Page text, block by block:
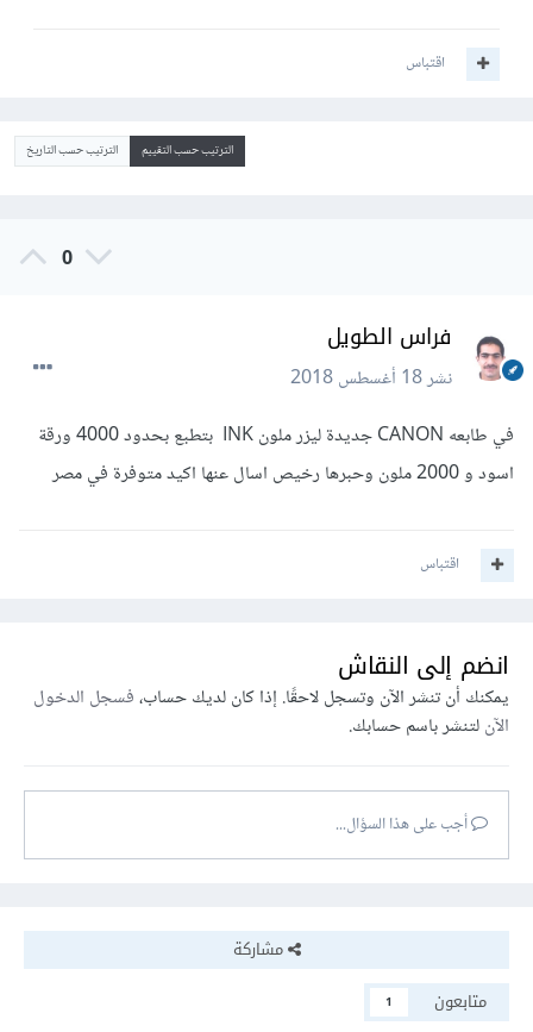
اقتباس
الترتيب حسب التقييم الترتيب حسب التاريخ
0
فراس الطويل
نشر18 أغسطس 2018
في طابعه CANON جديدة ليزر ملون INK بتطبع بحدود 4000 ورقة
اسود و 2000 ملون وحبرها رخيص اسال عنها اكيد متوفرة في مصر
اقتباس
انضم إلى النقاش
يمكنك أن تنشر الآن وتسجل لاحقًا. إذا كان لديك حساب،فسجل الدخول
الآنلتنشر باسم حسابك.
أجب على هذا السؤال...
مشاركة
متابعون
1